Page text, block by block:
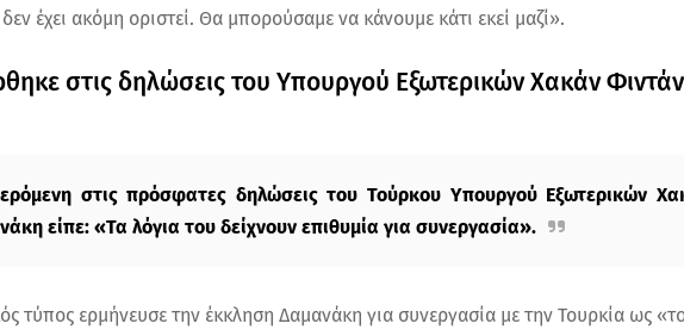
έχει ακόμη οριστεί. Θα μπορούσαμε να κάνουμε κάτι εκεί μαζί».
στις δηλώσεις του Υπουργού Εξωτερικών Χακάν Φιντάν
στις πρόσφατες δηλώσεις του Τούρκου Υπουργού Εξωτερικών
είπε: «Τα λόγια του δείχνουν επιθυμία για συνεργασία».
τύπος ερμήνευσε την έκκληση Δαμανάκη για συνεργασία με την Τουρκία ως